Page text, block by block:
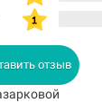
отзыв